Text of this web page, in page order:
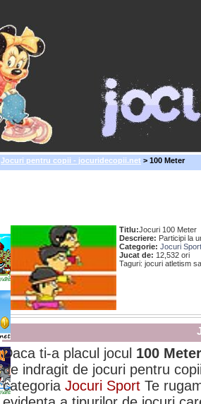
Jocuri pentru copii - jocuridecopii.net > 100 Meter
Titlu:Jocuri 100 Meter
Descriere: Participi la
Categorie: Jocuri Sport
Jucat de: 12,532 ori
Taguri: jocuri atletism
Daca ti-a placul jocul 100 Meter
de indragit de jocuri pentru
categoria Jocuri Sport Te